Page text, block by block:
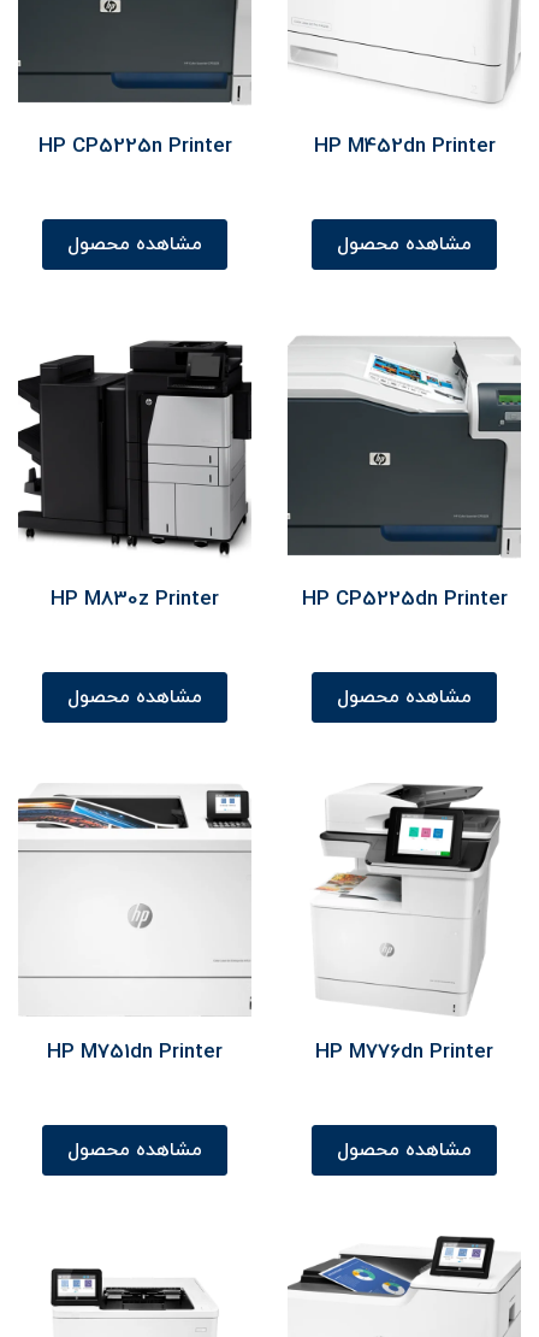
HP M452dn Printer
مشاهده محصول
HP CP5225n Printer
مشاهده محصول
HP CP5225dn Printer
مشاهده محصول
HP M830z Printer
مشاهده محصول
HP M776dn Printer
مشاهده محصول
HP M751dn Printer
مشاهده محصول